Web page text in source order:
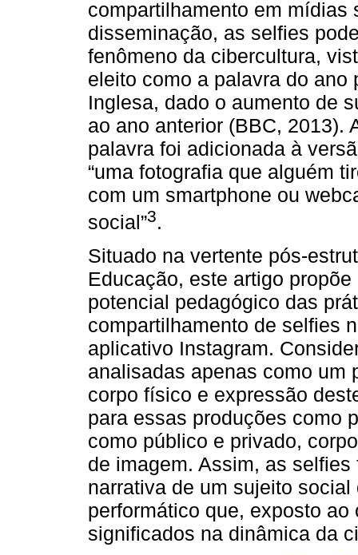
compartilhamento em
disseminação, as selfies
fenômeno da cibercultura,
eleito como a palavra do
Inglesa, dado o aumento de
ao ano anterior (BBC, 2013).
palavra foi adicionada à
“uma fotografia que alguém
com um smartphone ou
social”3.
Situado na vertente pós-
Educação, este artigo
potencial pedagógico das
compartilhamento de selfies
aplicativo Instagram.
analisadas apenas como um
corpo físico e expressão
para essas produções como
como público e privado,
de imagem. Assim, as
narrativa de um sujeito
performático que, exposto
significados na dinâmica da